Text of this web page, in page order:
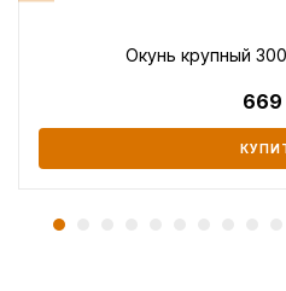
Окунь крупный
669